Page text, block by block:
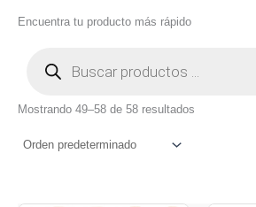
Encuentra tu producto más rápido
Mostrando 49–58 de 58 resultados